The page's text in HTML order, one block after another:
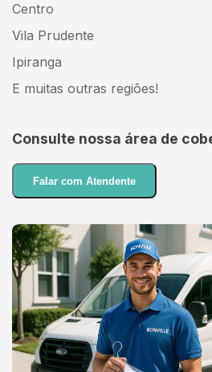
Centro
Vila Prudente
Ipiranga
E muitas outras regiões!
Consulte nossa área de
Falar com Atendente